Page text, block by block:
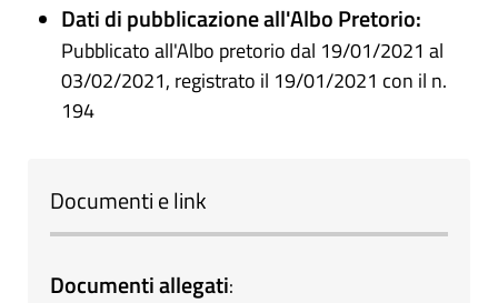
Dati di pubblicazione all'Albo Pretorio:
Pubblicato all'Albo pretorio dal 19/01/2021 al
03/02/2021, registrato il 19/01/2021 con il n.
194
Documenti e link
Documenti allegati: